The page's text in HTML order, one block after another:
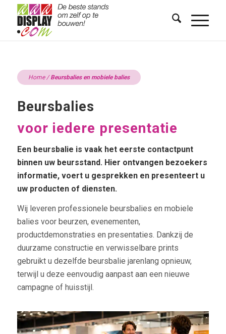
Home/Beursbalies en mobiele balies
Beursbalies
voor iedere presentatie
Een beursbalie is vaak het eerste contactpunt
binnen uw beursstand. Hier ontvangen bezoekers
informatie, voert u gesprekken en presenteert u
uw producten of diensten.
Wij leveren professionele beursbalies en mobiele
balies voor beurzen, evenementen,
productdemonstraties en presentaties. Dankzij de
duurzame constructie en verwisselbare prints
gebruikt u dezelfde beursbalie jarenlang opnieuw,
terwijl u deze eenvoudig aanpast aan een nieuwe
campagne of huisstijl.